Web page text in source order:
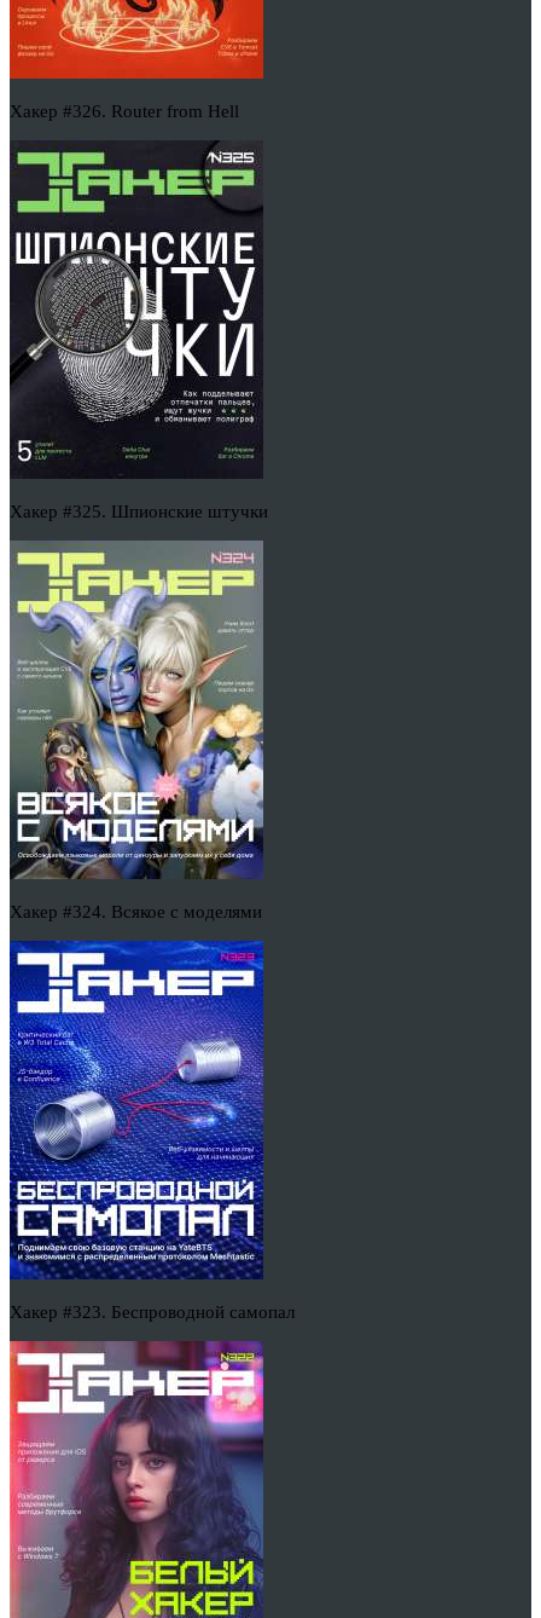
Хакер #326. Router from Hell
Хакер #325. Шпионские штучки
Хакер #324. Всякое с моделями
Хакер #323. Беспроводной самопал